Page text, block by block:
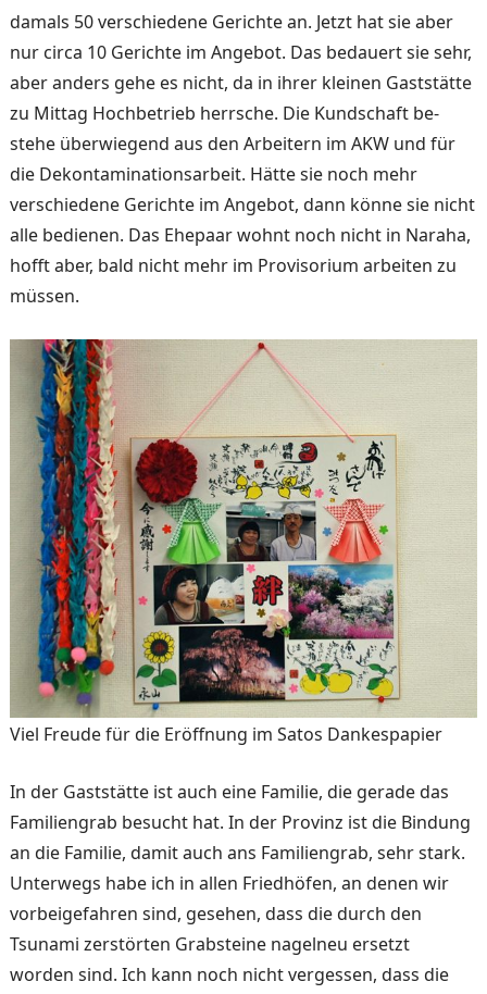
damals 50 verschie­dene Gerichte an. Jetzt hat sie aber
nur circa 10 Gerichte im Angebot. Das bedauert sie sehr,
aber anders gehe es nicht, da in ihrer kleinen Gast­stätte
zu Mittag Hochbetrieb herrsche. Die Kundschaft be­
stehe überwiegend aus den Arbeitern im AKW und für
die Dekontaminationsarbeit. Hätte sie noch mehr
verschie­dene Gerichte im Angebot, dann könne sie nicht
alle be­dienen. Das Ehepaar wohnt noch nicht in Naraha,
hofft aber, bald nicht mehr im Pro­visorium arbeiten zu
müssen.
Viel Freude für die Eröffnung im Satos Dankespapier
In der Gaststätte ist auch eine Familie, die gerade das
Fami­liengrab besucht hat. In der Provinz ist die Bindung
an die Familie, damit auch ans Fami­liengrab, sehr stark.
Unter­wegs habe ich in allen Fried­höfen, an denen wir
vorbeige­fahren sind, gesehen, dass die durch den
Tsunami zerstörten Grabsteine nagelneu ersetzt
worden sind. Ich kann noch nicht vergessen, dass die